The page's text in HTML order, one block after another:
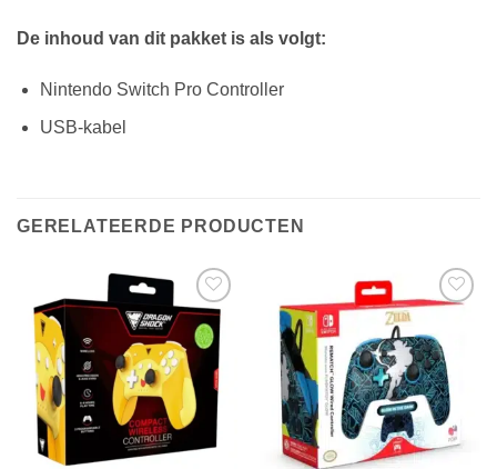
De inhoud van dit pakket is als volgt:
Nintendo Switch Pro Controller
USB-kabel
GERELATEERDE PRODUCTEN